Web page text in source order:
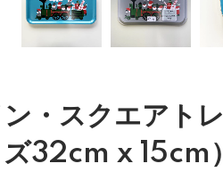
・スクエアトレ
32cm x 15cm）